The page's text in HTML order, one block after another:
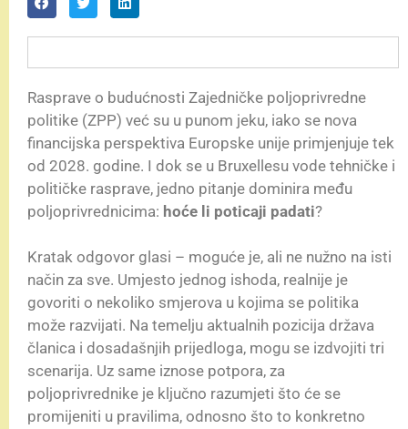
Rasprave o budućnosti Zajedničke poljoprivredne
politike (ZPP) već su u punom jeku, iako se nova
financijska perspektiva Europske unije primjenjuje tek
od 2028. godine. I dok se u Bruxellesu vode tehničke i
političke rasprave, jedno pitanje dominira među
poljoprivrednicima: hoće li poticaji padati?
Kratak odgovor glasi – moguće je, ali ne nužno na isti
način za sve. Umjesto jednog ishoda, realnije je
govoriti o nekoliko smjerova u kojima se politika
može razvijati. Na temelju aktualnih pozicija država
članica i dosadašnjih prijedloga, mogu se izdvojiti tri
scenarija. Uz same iznose potpora, za
poljoprivrednike je ključno razumjeti što će se
promijeniti u pravilima, odnosno što to konkretno